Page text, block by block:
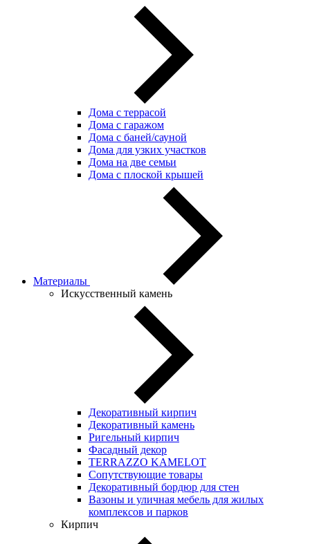
Дома с террасой
Дома с гаражом
Дома с баней/сауной
Дома для узких участков
Дома на две семьи
Дома с плоской крышей
Материалы
Искусственный камень
Декоративный кирпич
Декоративный камень
Ригельный кирпич
Фасадный декор
TERRAZZO KAMELOT
Сопутствующие товары
Декоративный бордюр для стен
Вазоны и уличная мебель для жилых
комплексов и парков
Кирпич